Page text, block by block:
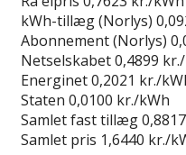
kWh-tillæg (Norlys)
Abonnement (Norlys)
Netselskabet0,4899
Energinet0,2021 kr./
Staten 0,0100 kr./kWh
Samlet fast tillæg
Samlet pris 1,6440 kr./